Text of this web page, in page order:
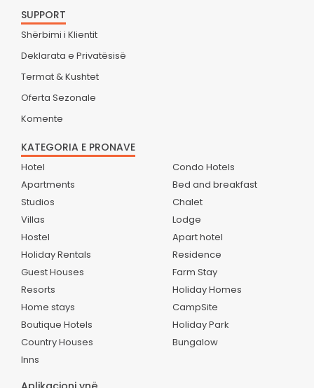
SUPPORT
Shërbimi i Klientit
Deklarata e Privatësisë
Termat & Kushtet
Oferta Sezonale
Komente
KATEGORIA E PRONAVE
Hotel
Apartments
Studios
Villas
Hostel
Holiday Rentals
Guest Houses
Resorts
Home stays
Boutique Hotels
Country Houses
Inns
Condo Hotels
Bed and breakfast
Chalet
Lodge
Apart hotel
Residence
Farm Stay
Holiday Homes
CampSite
Holiday Park
Bungalow